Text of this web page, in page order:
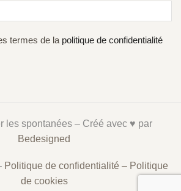
termes de la politique de confidentialité
les spontanées – Créé avec ♥︎ par
Bedesigned
Politique de confidentialité – Politique
de cookies